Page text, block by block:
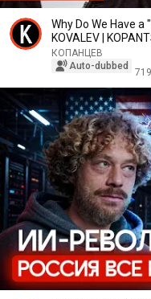
Why Do We Have
KOVALEV |
КОПАНЦЕВ
Auto-dubbed